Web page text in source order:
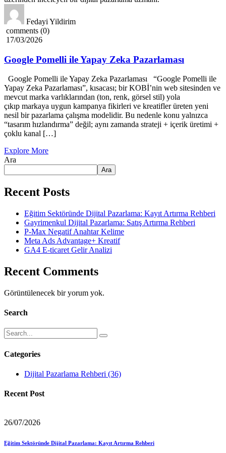
Fedayi Yildirim
comments (0)
17/03/2026
Google Pomelli ile Yapay Zeka Pazarlaması
Google Pomelli ile Yapay Zeka Pazarlaması “Google Pomelli ile
Yapay Zeka Pazarlaması”, kısacası; bir KOBİ’nin web sitesinden ve
mevcut marka varlıklarından (ton, renk, görsel stil) yola
çıkıp markaya uygun kampanya fikirleri ve kreatifler üreten yeni
nesil bir pazarlama çalışma modelidir. Bu nedenle konu yalnızca
“tasarım hızlandırma” değil; aynı zamanda strateji + içerik üretimi +
çoklu kanal […]
Explore More
Ara
Ara
Recent Posts
Eğitim Sektöründe Dijital Pazarlama: Kayıt Artırma Rehberi
Gayrimenkul Dijital Pazarlama: Satış Artırma Rehberi
P-Max Negatif Anahtar Kelime
Meta Ads Advantage+ Kreatif
GA4 E-ticaret Gelir Analizi
Recent Comments
Görüntülenecek bir yorum yok.
Search
Categories
Dijital Pazarlama Rehberi (36)
Recent Post
26/07/2026
Eğitim Sektöründe Dijital Pazarlama: Kayıt Artırma Rehberi